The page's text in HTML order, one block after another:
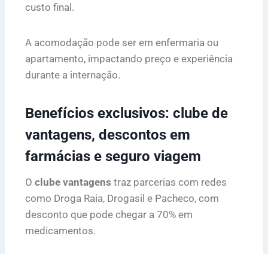
custo final.
A acomodação pode ser em enfermaria ou
apartamento, impactando preço e experiência
durante a internação.
Benefícios exclusivos: clube de
vantagens, descontos em
farmácias e seguro viagem
O clube vantagens traz parcerias com redes
como Droga Raia, Drogasil e Pacheco, com
desconto que pode chegar a 70% em
medicamentos.